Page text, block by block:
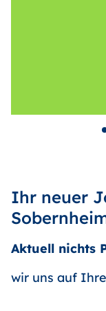
Ihr neuer
Aktuell nichts
wir uns auf Ihre